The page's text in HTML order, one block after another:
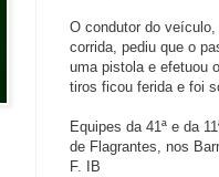
O condutor do
corrida, pediu que o
uma pistola e efetuou
tiros ficou ferida e foi
Equipes da 41ª e da
de Flagrantes, nos
F. IB